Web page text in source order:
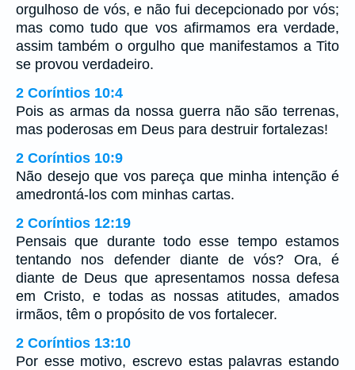
orgulhoso de vós, e não fui decepcionado por vós;
mas como tudo que vos afirmamos era verdade,
assim também o orgulho que manifestamos a Tito
se provou verdadeiro.
2 Coríntios 10:4
Pois as armas da nossa guerra não são terrenas,
mas poderosas em Deus para destruir fortalezas!
2 Coríntios 10:9
Não desejo que vos pareça que minha intenção é
amedrontá-los com minhas cartas.
2 Coríntios 12:19
Pensais que durante todo esse tempo estamos
tentando nos defender diante de vós? Ora, é
diante de Deus que apresentamos nossa defesa
em Cristo, e todas as nossas atitudes, amados
irmãos, têm o propósito de vos fortalecer.
2 Coríntios 13:10
Por esse motivo, escrevo estas palavras estando